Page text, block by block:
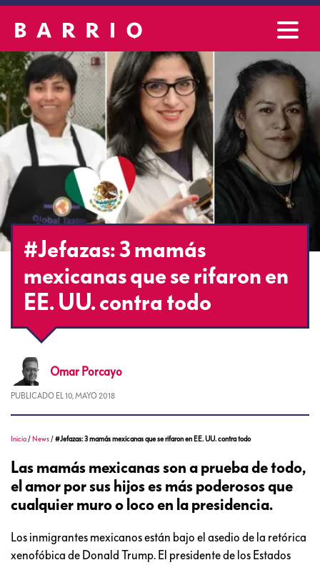
#Jefazas: 3 mamás
mexicanas que se rifaron en
EE. UU. contra todo
Omar Porcayo
PUBLICADO EL 10, MAYO 2018
Inicio / News /#Jefazas: 3 mamás mexicanas que se rifaron en EE. UU. contra todo
Las mamás mexicanas son a prueba de todo,
el amor por sus hijos es más poderosos que
cualquier muro o loco en la presidencia.
Los inmigrantes mexicanos están bajo el asedio de la retórica
xenofóbica de Donald Trump. El presidente de los Estados